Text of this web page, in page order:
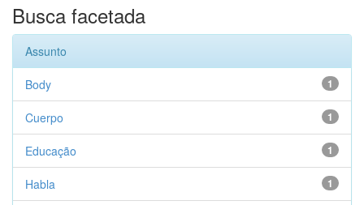
Busca facetada
Assunto
1
Body
1
Cuerpo
1
Educação
1
Habla